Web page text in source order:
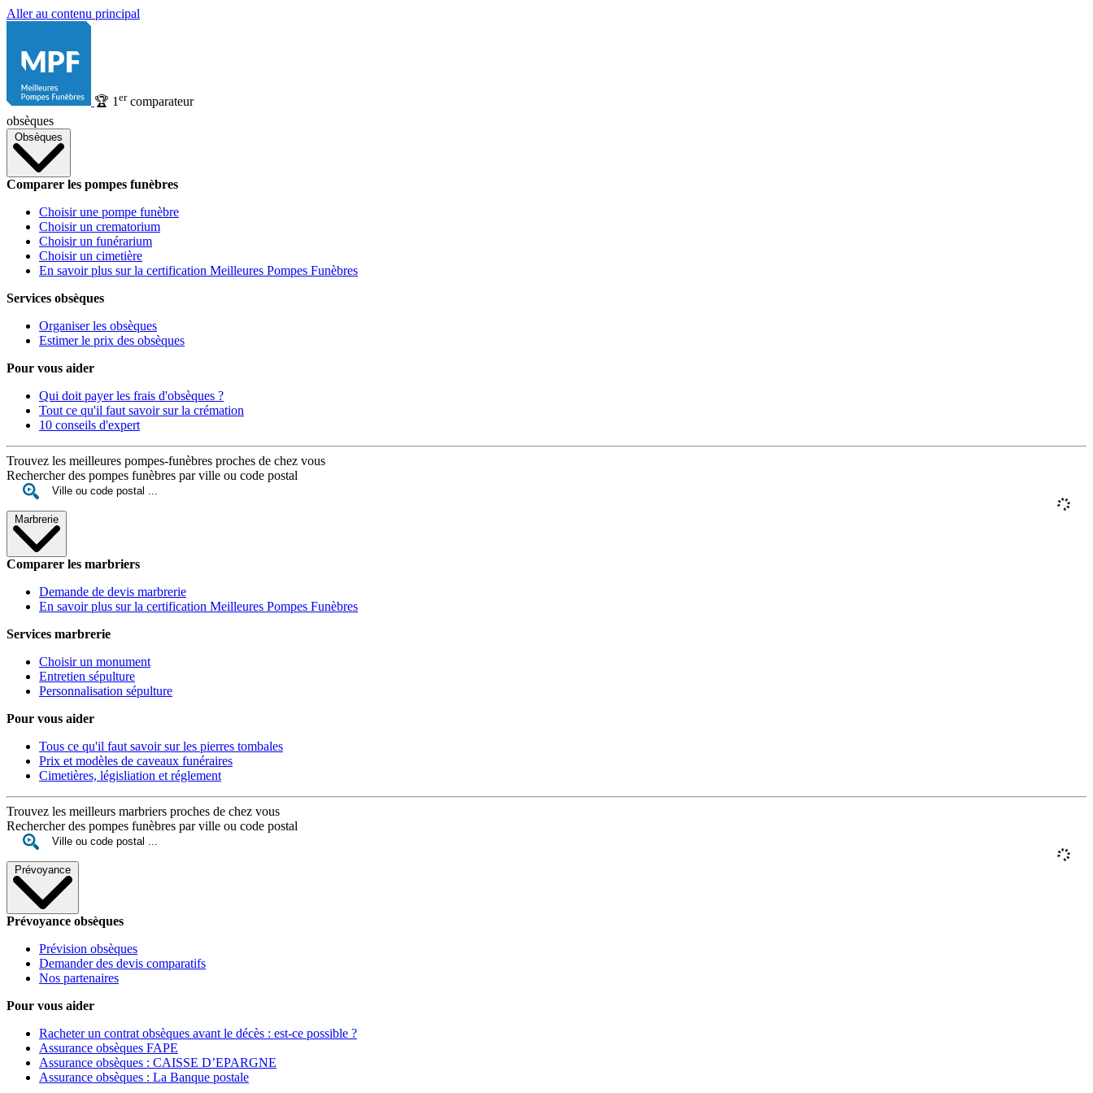
Aller au contenu principal
🏆 1 ercomparateur
obsèques
Obsèques
Comparer les pompes funèbres
Choisir une pompe funèbre
Choisir un crematorium
Choisir un funérarium
Choisir un cimetière
En savoir plus sur la certification Meilleures Pompes Funèbres
Services obsèques
Organiser les obsèques
Estimer le prix des obsèques
Pour vous aider
Qui doit payer les frais d'obsèques ?
Tout ce qu'il faut savoir sur la crémation
10 conseils d'expert
Trouvez les meilleures pompes-funèbres proches de chez vous
Rechercher des pompes funèbres par ville ou code postal
Marbrerie
Comparer les marbriers
Demande de devis marbrerie
En savoir plus sur la certification Meilleures Pompes Funèbres
Services marbrerie
Choisir un monument
Entretien sépulture
Personnalisation sépulture
Pour vous aider
Tous ce qu'il faut savoir sur les pierres tombales
Prix et modèles de caveaux funéraires
Cimetières, législiation et réglement
Trouvez les meilleurs marbriers proches de chez vous
Rechercher des pompes funèbres par ville ou code postal
Prévoyance
Prévoyance obsèques
Prévision obsèques
Demander des devis comparatifs
Nos partenaires
Pour vous aider
Racheter un contrat obsèques avant le décès : est-ce possible ?
Assurance obsèques FAPE
Assurance obsèques : CAISSE D’EPARGNE
Assurance obsèques : La Banque postale